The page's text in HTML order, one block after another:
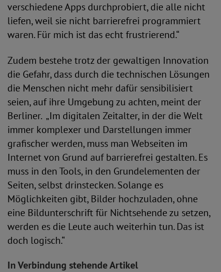
verschiedene Apps durchprobiert, die alle nicht
liefen, weil sie nicht barrierefrei programmiert
waren. Für mich ist das echt frustrierend.“
Zudem bestehe trotz der gewaltigen Innovation
die Gefahr, dass durch die technischen Lösungen
die Menschen nicht mehr dafür sensibilisiert
seien, auf ihre Umgebung zu achten, meint der
Berliner. „Im digitalen Zeitalter, in der die Welt
immer komplexer und Darstellungen immer
grafischer werden, muss man Webseiten im
Internet von Grund auf barrierefrei gestalten. Es
muss in den Tools, in den Grundelementen der
Seiten, selbst drinstecken. Solange es
Möglichkeiten gibt, Bilder hochzuladen, ohne
eine Bildunterschrift für Nichtsehende zu setzen,
werden es die Leute auch weiterhin tun. Das ist
doch logisch.“
In Verbindung stehende Artikel